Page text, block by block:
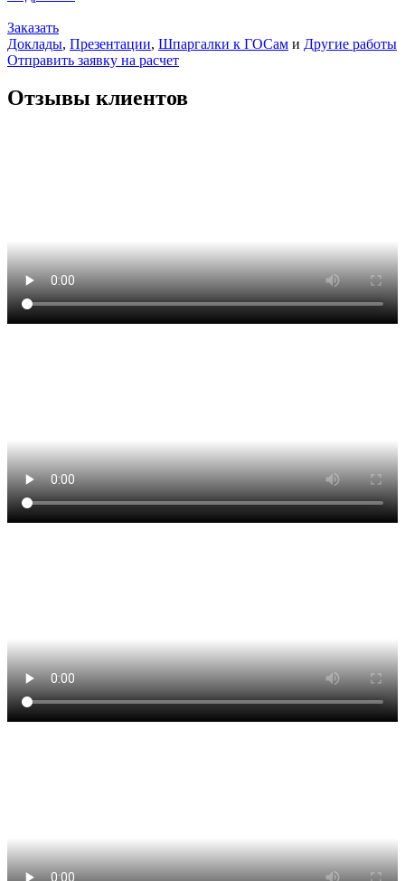
Заказать
Доклады, Презентации, Шпаргалки к ГОСам и Другие работы
Отправить заявку на расчет
Отзывы клиентов